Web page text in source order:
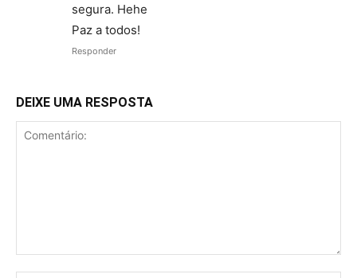
segura. Hehe
Paz a todos!
Responder
DEIXE UMA RESPOSTA